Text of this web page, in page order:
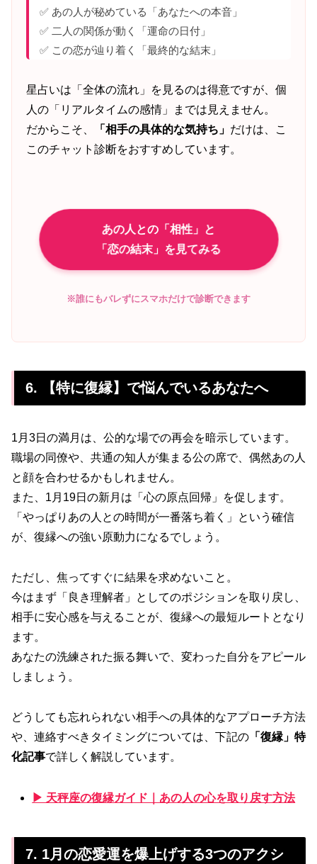
✅ あの人が秘めている「あなたへの本音」
✅ 二人の関係が動く「運命の日付」
✅ この恋が辿り着く「最終的な結末」
星占いは「全体の流れ」を見るのは得意ですが、個
人の「リアルタイムの感情」までは見えません。
だからこそ、
「相手の具体的な気持ち」 だけは、こ
このチャット診断をおすすめしています。
あの人との「相性」と
「恋の結末」を見てみる
※誰にもバレずにスマホだけで診断できます
6. 【特に復縁】で悩んでいるあなたへ
1月3日の満月は、公的な場での再会を暗示しています。
職場の同僚や、共通の知人が集まる公の席で、偶然あの人
と顔を合わせるかもしれません。
また、1月19日の新月は「心の原点回帰」を促します。
「やっぱりあの人との時間が一番落ち着く」という確信
が、復縁への強い原動力になるでしょう。
ただし、焦ってすぐに結果を求めないこと。
今はまず「良き理解者」としてのポジションを取り戻し、
相手に安心感を与えることが、復縁への最短ルートとなり
ます。
あなたの洗練された振る舞いで、変わった自分をアピール
しましょう。
どうしても忘れられない相手への具体的なアプローチ方法
や、連絡すべきタイミングについては、下記の 「復縁」特
化記事で詳しく解説しています。
▶ 天秤座の復縁ガイド｜あの人の心を取り戻す方法
7. 1月の恋愛運を爆上げする3つのアクシ